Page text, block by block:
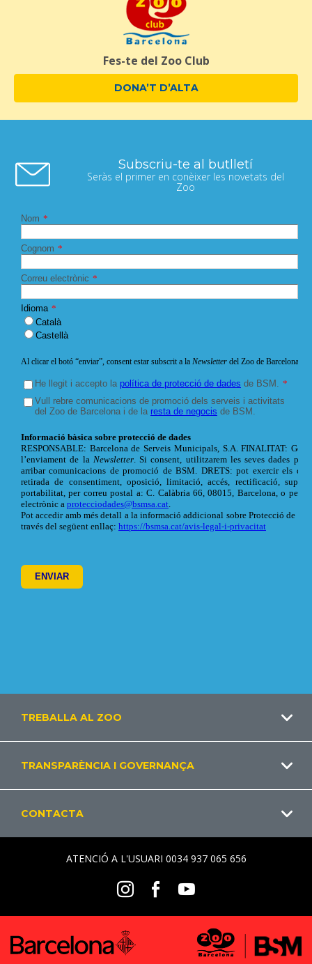
Fes-te del Zoo Club
DONA’T D’ALTA
Subscriu-te al butlletí
Seràs el primer en conèixer les novetats del
Zoo
Footer
TREBALLA AL ZOO
TRANSPARÈNCIA I GOVERNANÇA
CONTACTA
ATENCIÓ A L'USUARI 0034 937 065 656
Menu
InstagramFacebook